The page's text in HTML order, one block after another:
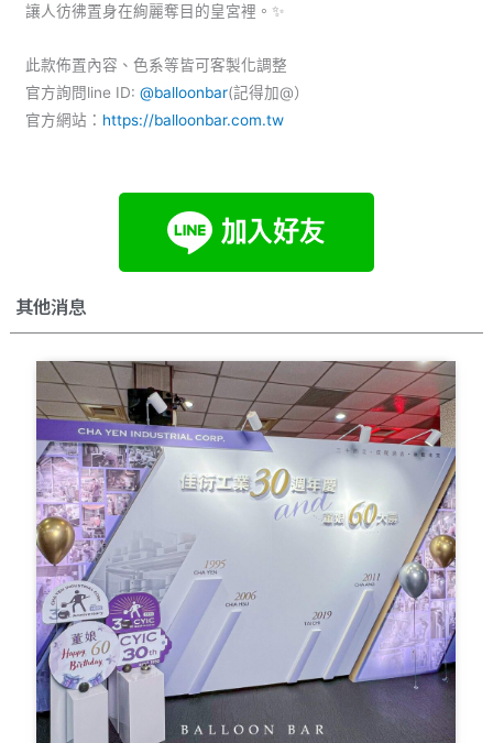
讓人彷彿置身在絢麗奪目的皇宮裡。✨
此款佈置內容、色系等皆可客製化調整
官方詢問line ID:@balloonbar(記得加@）
官方網站： https://balloonbar.com.tw
其他消息
PagePagePagePage Page